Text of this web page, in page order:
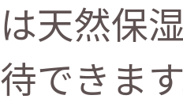
天然保
できます